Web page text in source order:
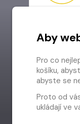
Aby
Pro co
košíku,
abyste se
Proto od
ukládají ve